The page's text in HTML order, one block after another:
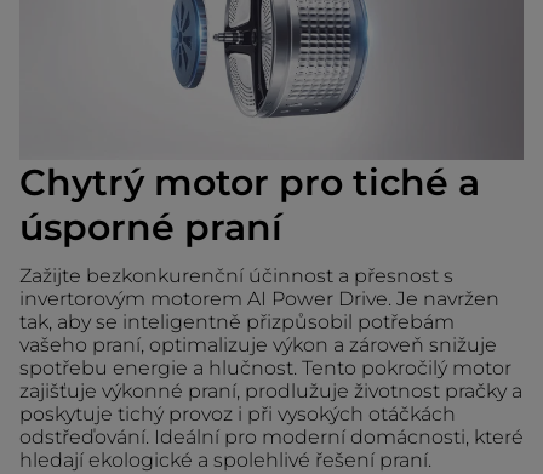
Chytrý motor pro tiché a
úsporné praní
Zažijte bezkonkurenční účinnost a přesnost s
invertorovým motorem AI Power Drive. Je navržen
tak, aby se inteligentně přizpůsobil potřebám
vašeho praní, optimalizuje výkon a zároveň snižuje
spotřebu energie a hlučnost. Tento pokročilý motor
zajišťuje výkonné praní, prodlužuje životnost pračky a
poskytuje tichý provoz i při vysokých otáčkách
odstřeďování. Ideální pro moderní domácnosti, které
hledají ekologické a spolehlivé řešení praní.